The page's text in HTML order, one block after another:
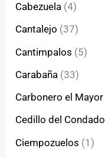
Cabezuela (4)
Cantalejo (37)
Cantimpalos (5)
Carabaña (33)
Carbonero el Mayor
Cedillo del Condado
Ciempozuelos (1)